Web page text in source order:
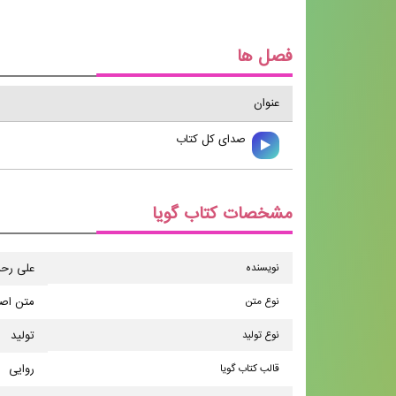
فصل ها
عنوان
صدای کل کتاب
مشخصات کتاب گویا
نویسنده علی
نوع متن متن
نوع تولید تولید
قالب کتاب گویا روایی